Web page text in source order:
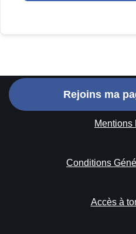
Rejoins ma
Mentions
Conditions
Accès à